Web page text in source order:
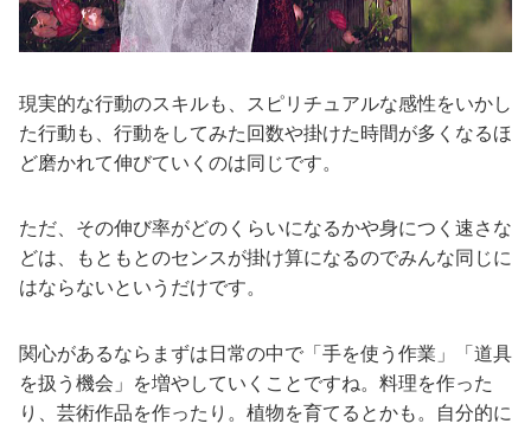
現実的な行動のスキルも、スピリチュアルな感性をいかし
た行動も、行動をしてみた回数や掛けた時間が多くなるほ
ど磨かれて伸びていくのは同じです。
ただ、その伸び率がどのくらいになるかや身につく速さな
どは、もともとのセンスが掛け算になるのでみんな同じに
はならないというだけです。
関心があるならまずは日常の中で「手を使う作業」「道具
を扱う機会」を増やしていくことですね。料理を作った
り、芸術作品を作ったり。植物を育てるとかも。自分的に